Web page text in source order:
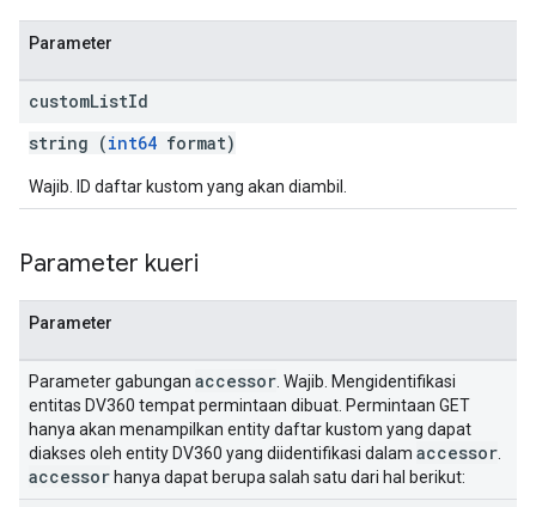
Parameter
customListId
string (int64 format)
Wajib. ID daftar kustom yang akan diambil.
Parameter kueri
Parameter
Parameter gabungan accessor . Wajib. Mengidentifikasi
entitas DV360 tempat permintaan dibuat. Permintaan GET
hanya akan menampilkan entity daftar kustom yang dapat
diakses oleh entity DV360 yang diidentifikasi dalam accessor
accessor hanya dapat berupa salah satu dari hal berikut: